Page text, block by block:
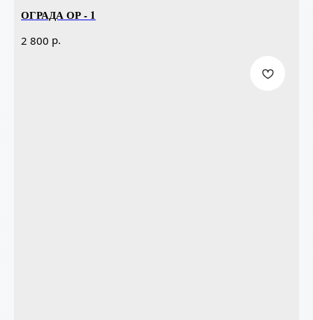
ОГРАДА ОР - 1
2 800 р.